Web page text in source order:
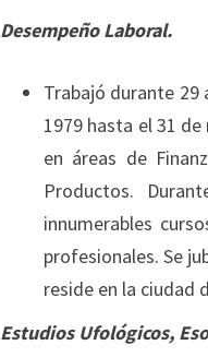
Desempeño Laboral.
Trabajó durante 29
1979 hasta el 31
en áreas de
Productos.
innumerables
profesionales. Se
reside en la ciudad
Estudios Ufológicos,